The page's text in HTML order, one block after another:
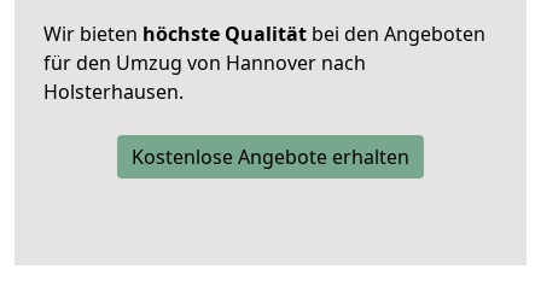
Wir bieten höchste Qualität bei den Angeboten
für den Umzug von Hannover nach
Holsterhausen.
Kostenlose Angebote erhalten